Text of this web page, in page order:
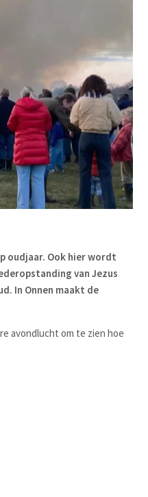
oudjaar. Ook hier wordt
van Jezus
In Onnen maakt de
avondlucht om te zien hoe